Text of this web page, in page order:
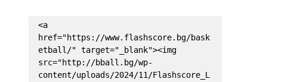
<a
href="https://www.flashscore.bg/bask
etball/" target="_blank"><img
src="http://bball.bg/wp-
content/uploads/2024/11/Flashscore_L